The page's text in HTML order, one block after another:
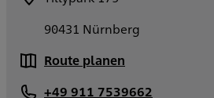
90431 Nürnberg
Route planen
+49 911 7539662